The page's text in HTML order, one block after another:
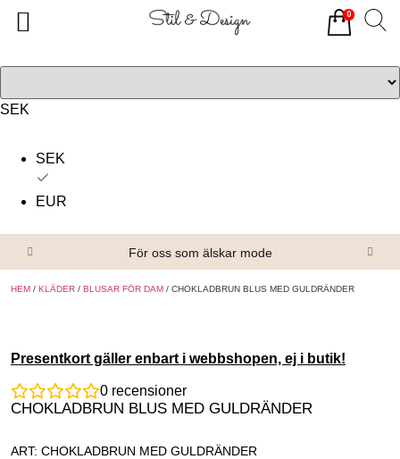
SEK
SEK
EUR
För oss som älskar mode
HEM / KLÄDER / BLUSAR FÖR DAM / CHOKLADBRUN BLUS MED GULDRÄNDER
Presentkort gäller enbart i webbshopen, ej i butik!
0 recensioner
CHOKLADBRUN BLUS MED GULDRÄNDER
ART: CHOKLADBRUN MED GULDRÄNDER
0
Alla produkter
Om oss